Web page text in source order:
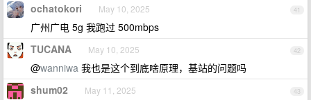
41
ochatokori May 10, 2025
广州广电 5g 我跑过 500mbps
42
TUCANA May 10, 2025
@wanniwa 我也是这个到底啥原理，基站的问题吗
43
shum02 May 11, 2025